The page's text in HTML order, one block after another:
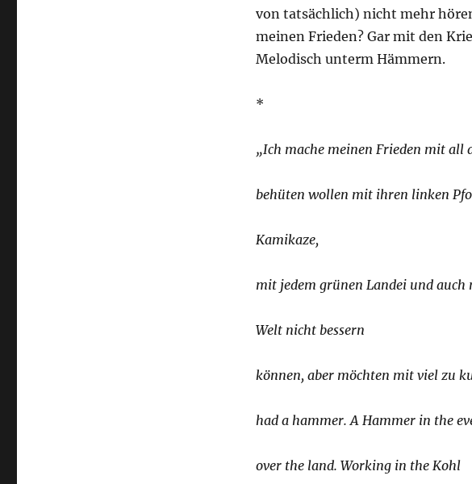
von tatsächlich) nicht mehr
meinen Frieden? Gar mit den
Melodisch unterm Hämmern.
*
„Ich mache meinen Frieden mit all
behüten wollen mit ihren linken
Kamikaze,
mit jedem grünen Landei und auch
Welt nicht bessern
können, aber möchten mit viel zu
had a hammer. A Hammer in the
over the land. Working in the Kohl